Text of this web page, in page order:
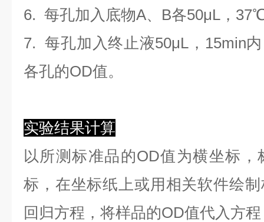
6. 每孔加入底物A、B各50μL，
7. 每孔加入终止液50μL，15min
各孔的OD值。
实验结果计算
以所测标准品的OD值为横坐标，
标，在坐标纸上或用相关软件绘制
回归方程 ， 将样品的OD值代入方